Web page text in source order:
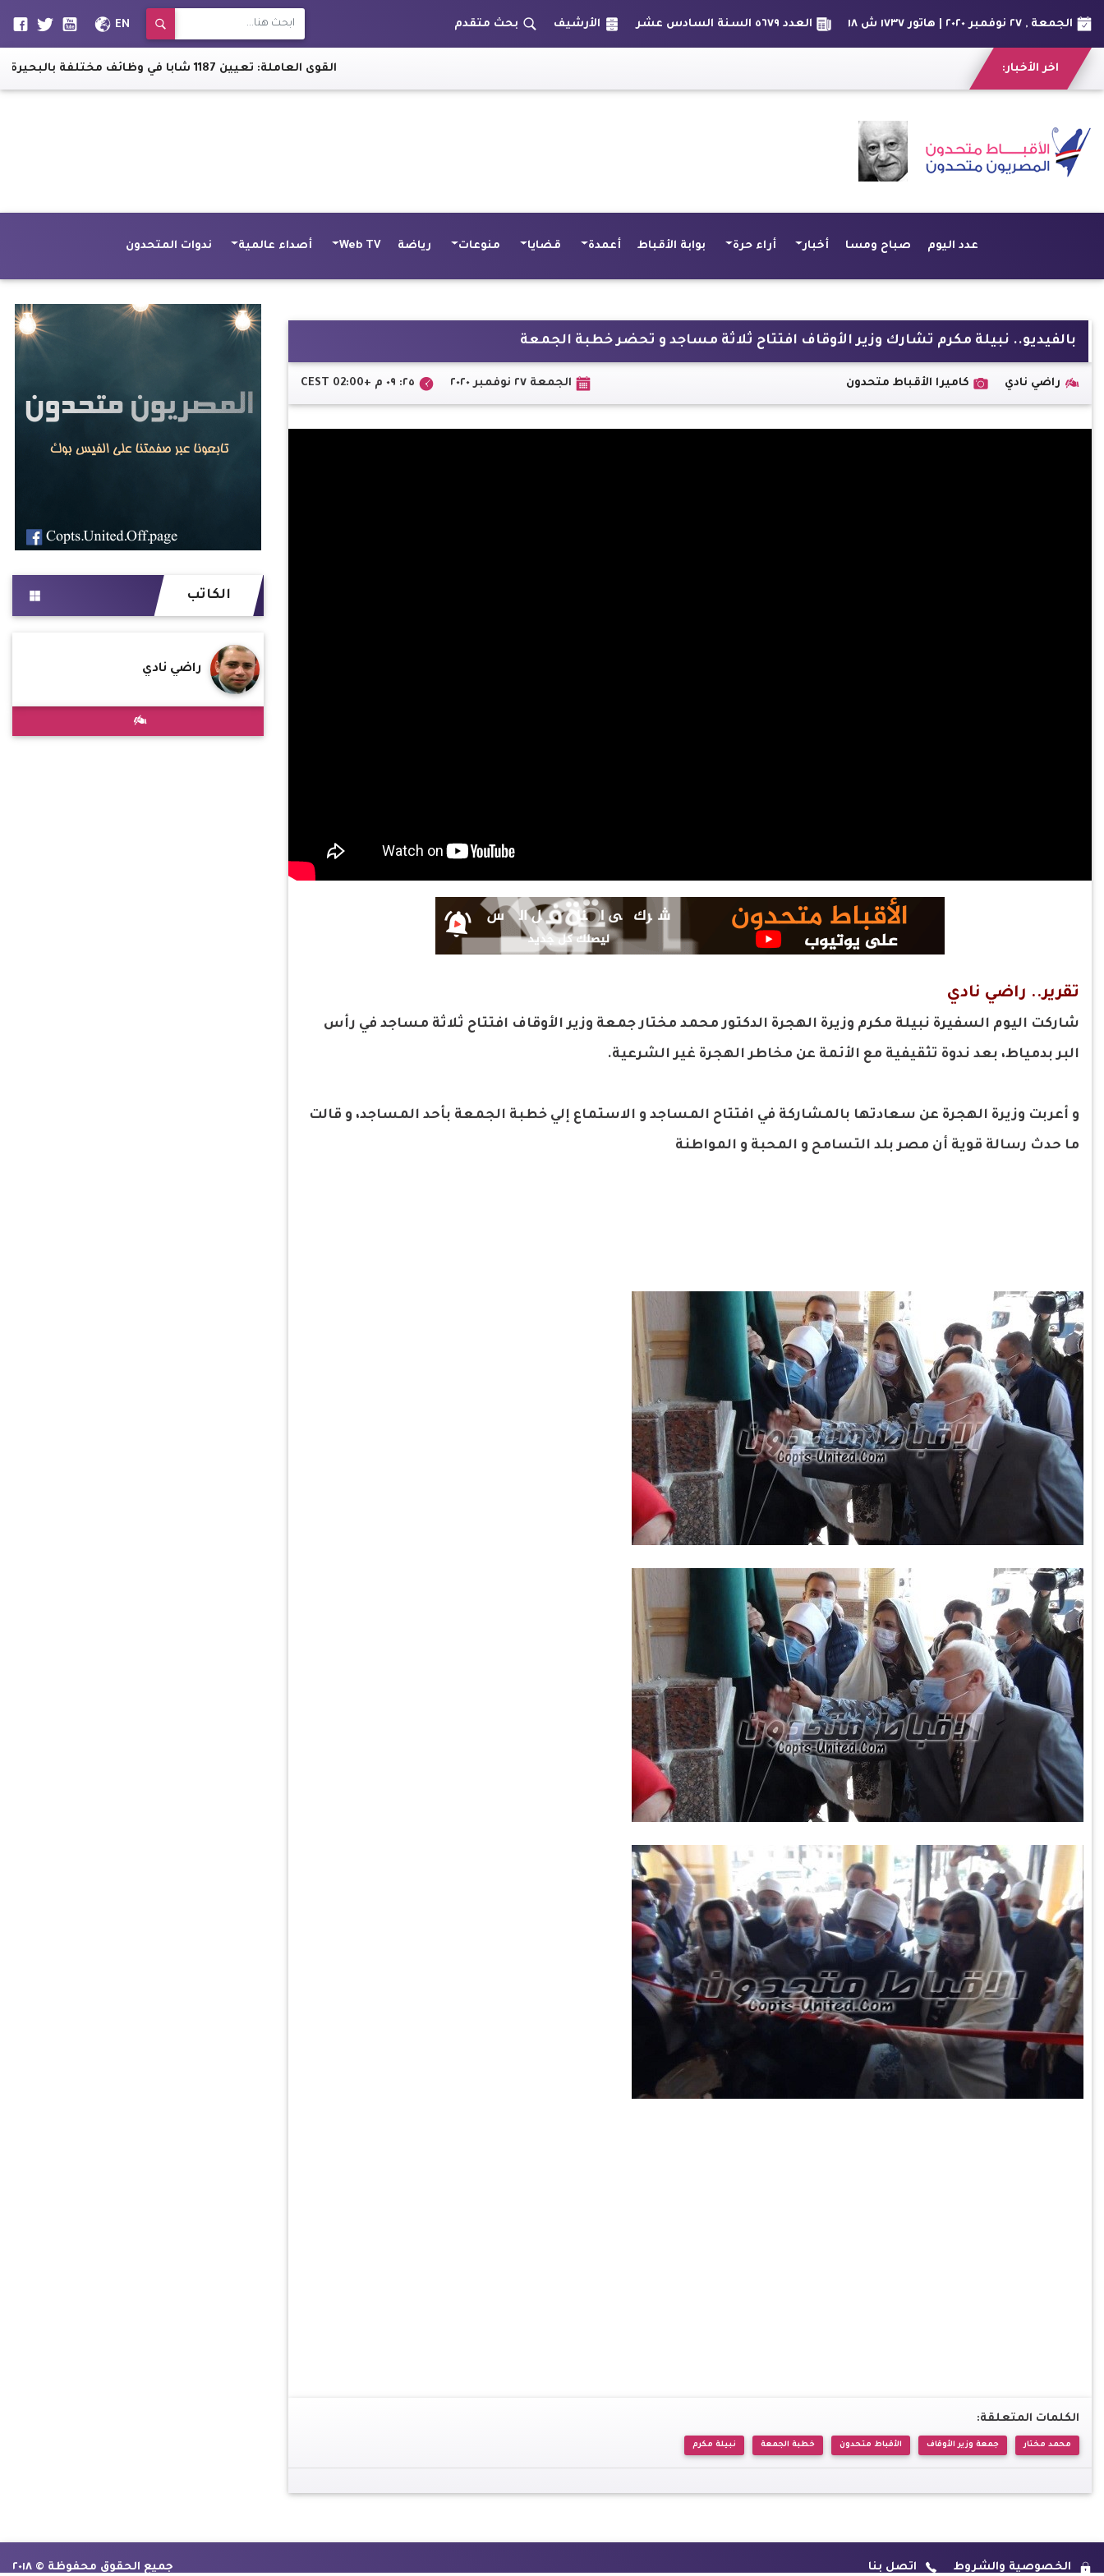
الجمعة , ٢٧ نوفمبر ٢٠٢٠ | هاتور ١٧٣٧ ش ١٨ العدد ٥٦٧٩ السنة السادس عشر الأرشيف بحث متقدم EN
اخر الأخبار: القوى العاملة: تعيين 1187 شابا في وظائف مختلفة بالبحيرة | أسقف
عدد اليوم صباح ومسا أخبار أراء حرة بوابة الأقباط أعمدة قضايا منوعات رياضة Web TV أصداء عالمية ندوات المتحدون
بالفيديو.. نبيلة مكرم تشارك وزير الأوقاف افتتاح ثلاثة مساجد و تحضر خطبة الجمعة
راضي نادي كاميرا الأقباط متحدون الجمعة ٢٧ نوفمبر ٢٠٢٠ ٢٥: ٠٩ م +02:00 CEST
تقرير.. راضي نادي
شاركت اليوم السفيرة نبيلة مكرم وزيرة الهجرة الدكتور محمد مختار جمعة وزير الأوقاف افتتاح ثلاثة مساجد في رأس
البر بدمياط، بعد ندوة تثقيفية مع الأئمة عن مخاطر الهجرة غير الشرعية.
و أعربت وزيرة الهجرة عن سعادتها بالمشاركة في افتتاح المساجد و الاستماع إلي خطبة الجمعة بأحد المساجد، و قالت
ما حدث رسالة قوية أن مصر بلد التسامح و المحبة و المواطنة
الكلمات المتعلقة:
محمد مختار جمعة وزير الأوقاف الأقباط متحدون خطبة الجمعة نبيلة مكرم
الكاتب
راضي نادي
الخصوصية والشروط اتصل بنا جميع الحقوق محفوظة © ٢٠١٨